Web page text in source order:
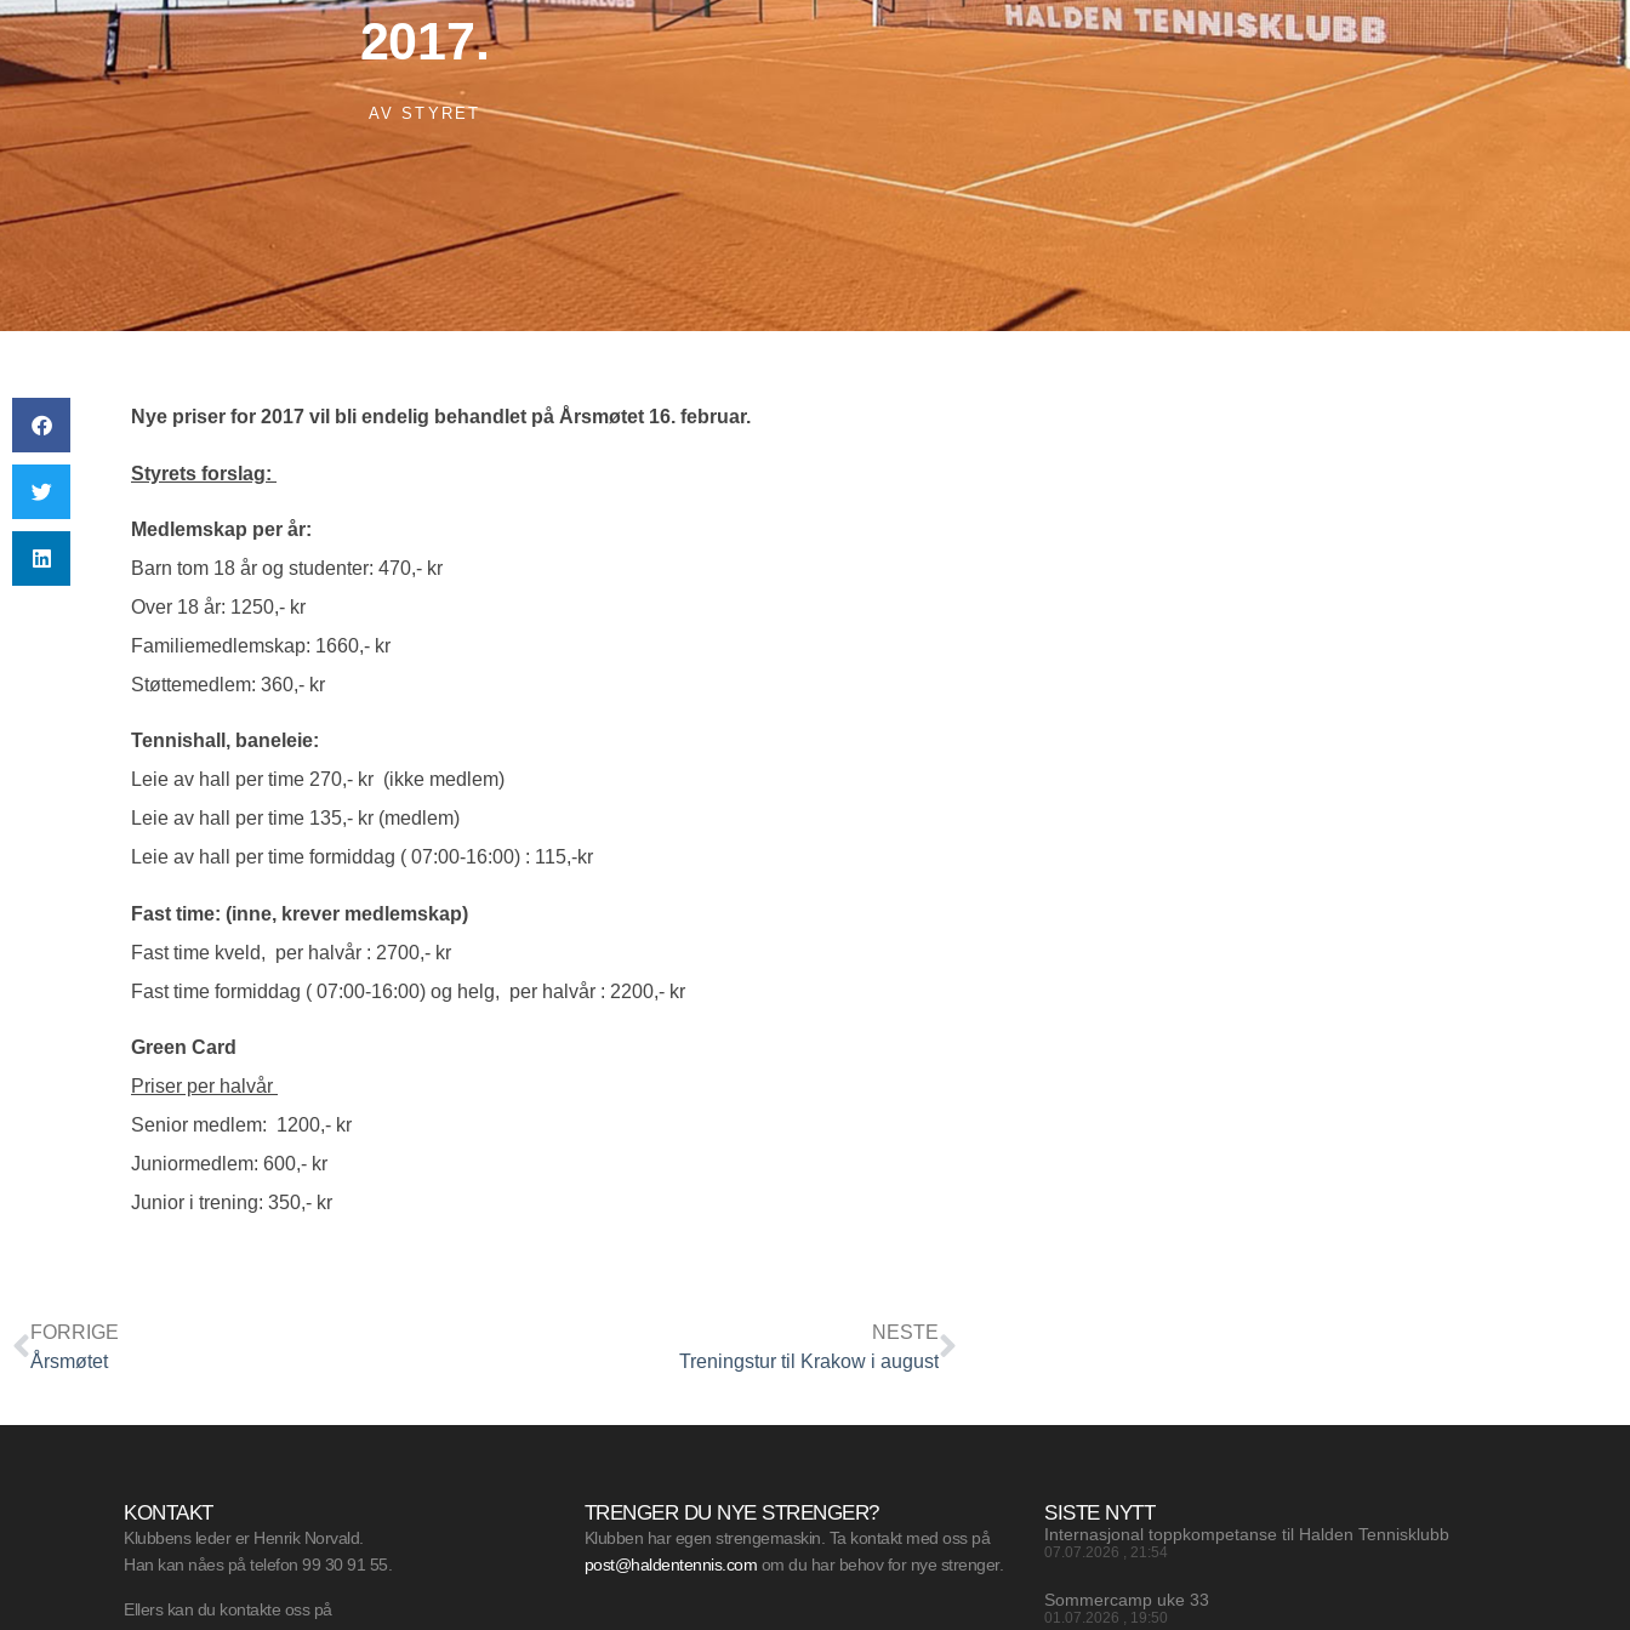
2017.
AV STYRET
Nye priser for 2017 vil bli endelig behandlet på Årsmøtet 16. februar.
Styrets forslag:
Medlemskap per år:
Barn tom 18 år og studenter: 470,- kr
Over 18 år: 1250,- kr
Familiemedlemskap: 1660,- kr
Støttemedlem: 360,- kr
Tennishall, baneleie:
Leie av hall per time 270,- kr (ikke medlem)
Leie av hall per time 135,- kr (medlem)
Leie av hall per time formiddag ( 07:00-16:00) : 115,-kr
Fast time: (inne, krever medlemskap)
Fast time kveld, per halvår : 2700,- kr
Fast time formiddag ( 07:00-16:00) og helg, per halvår : 2200,- kr
Green Card
Priser per halvår
Senior medlem: 1200,- kr
Juniormedlem: 600,- kr
Junior i trening: 350,- kr
FORRIGE
Årsmøtet
NESTE
Treningstur til Krakow i august
KONTAKT
Klubbens leder er Henrik Norvald.
Han kan nåes på telefon 99 30 91 55.
Ellers kan du kontakte oss på
TRENGER DU NYE STRENGER?
Klubben har egen strengemaskin. Ta kontakt med oss på
post@haldentennis.com om du har behov for nye strenger.
SISTE NYTT
Internasjonal toppkompetanse til Halden Tennisklubb
07.07.2026 21:54
Sommercamp uke 33
01.07.2026 19:50